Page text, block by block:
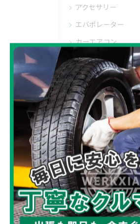
アクセサリー
エバポレーター
カーエアコン
トヨタ
バイク バッテリー
バイク修理
バッテリー交換
パソコン設定
プリウス
レクサス
小物制作
表札
車 バッテリー